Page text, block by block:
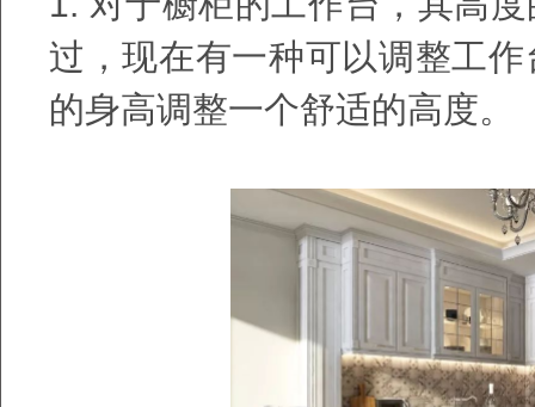
过，现在有一种可以调整工
的身高调整一个舒适的高度。